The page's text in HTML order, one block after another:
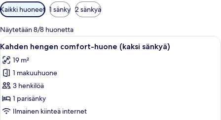
Huoneille
saatavilla
olevia
suodattimia
Kaikki huoneet 1 sänky 2 sänkyä
Näytetään 8/8 huonetta
Avaa
kaikki
huonetyypin
Kahden
hengen
comfort-
huone
Hotellihuone, jossa on suuri sänky,
4
Kahden hengen comfort-huone (kaksi sänkyä)
19 m²
1 makuuhuone
3 henkilöä
1 parisänky
Ilmainen kiinteä internet